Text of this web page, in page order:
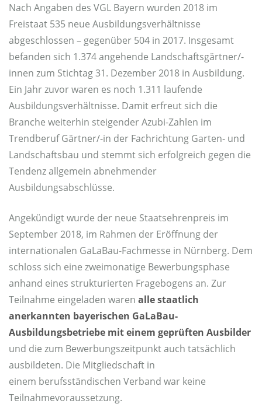
Nach Angaben des VGL Bayern wurden 2018 im
Freistaat 535 neue Ausbildungsverhältnisse
abgeschlossen – gegenüber 504 in 2017. Insgesamt
befanden sich 1.374 angehende Landschaftsgärtner/-
innen zum Stichtag 31. Dezember 2018 in Ausbildung.
Ein Jahr zuvor waren es noch 1.311 laufende
Ausbildungsverhältnisse. Damit erfreut sich die
Branche weiterhin steigender Azubi-Zahlen im
Trendberuf Gärtner/-in der Fachrichtung Garten- und
Landschaftsbau und stemmt sich erfolgreich gegen die
Tendenz allgemein abnehmender
Ausbildungsabschlüsse.
Angekündigt wurde der neue Staatsehrenpreis im
September 2018, im Rahmen der Eröffnung der
internationalen GaLaBau-Fachmesse in Nürnberg. Dem
schloss sich eine zweimonatige Bewerbungsphase
anhand eines strukturierten Fragebogens an. Zur
Teilnahme eingeladen waren alle staatlich
anerkannten bayerischen GaLaBau-
Ausbildungsbetriebe mit einem geprüften Ausbilder
und die zum Bewerbungszeitpunkt auch tatsächlich
ausbildeten. Die Mitgliedschaft in
einem berufsständischen Verband war keine
Teilnahmevoraussetzung.